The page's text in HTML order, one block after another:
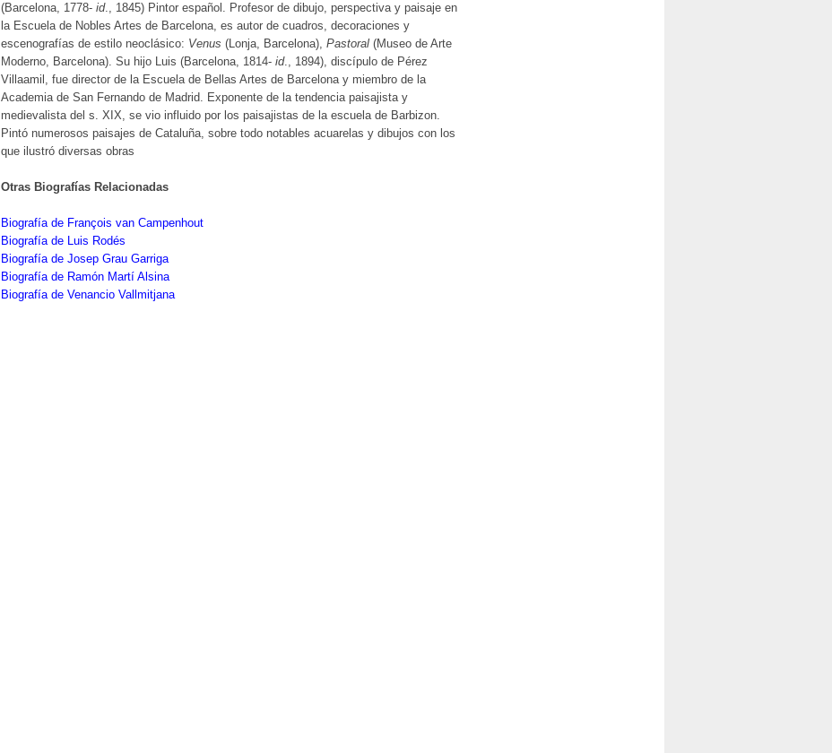
(Barcelona, 1778- id., 1845) Pintor español. Profesor de dibujo, perspectiva y paisaje en
la Escuela de Nobles Artes de Barcelona, es autor de cuadros, decoraciones y
escenografías de estilo neoclásico: Venus (Lonja, Barcelona), Pastoral (Museo de Arte
Moderno, Barcelona). Su hijo Luis (Barcelona, 1814- id., 1894), discípulo de Pérez
Villaamil, fue director de la Escuela de Bellas Artes de Barcelona y miembro de la
Academia de San Fernando de Madrid. Exponente de la tendencia paisajista y
medievalista del s. XIX, se vio influido por los paisajistas de la escuela de Barbizon.
Pintó numerosos paisajes de Cataluña, sobre todo notables acuarelas y dibujos con los
que ilustró diversas obras
Otras Biografías Relacionadas
Biografía de François van Campenhout
Biografía de Luis Rodés
Biografía de Josep Grau Garriga
Biografía de Ramón Martí Alsina
Biografía de Venancio Vallmitjana